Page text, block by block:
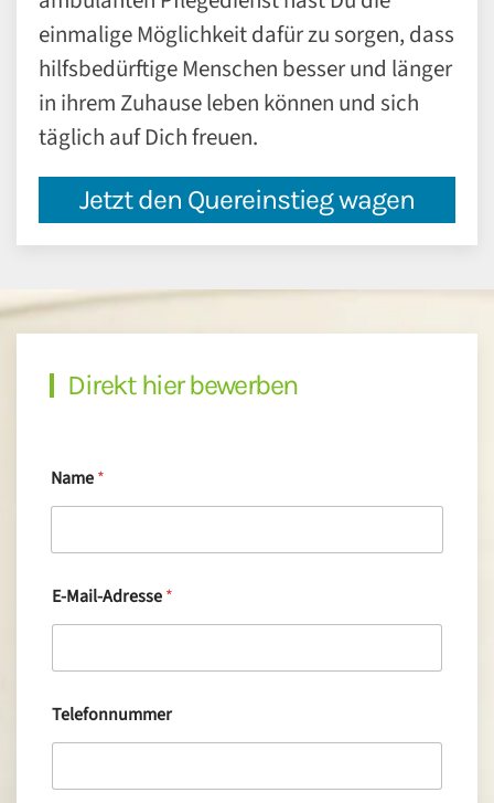
einmalige Möglichkeit dafür zu sorgen, dass
hilfsbedürftige Menschen besser und länger
in ihrem Zuhause leben können und sich
täglich auf Dich freuen.
Jetzt den Quereinstieg wagen
Direkt hier bewerben
Name*
E-Mail-Adresse*
Telefonnummer